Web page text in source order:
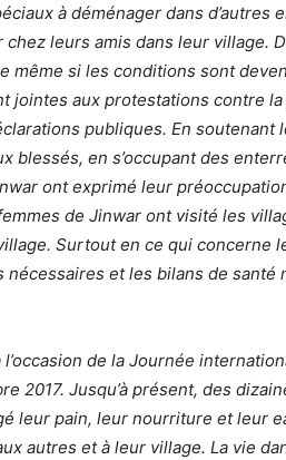
à déménager dans d’autres
leurs amis dans leur village.
même si les conditions sont
jointes aux protestations contre
publiques. En soutenant
blessés, en s’occupant des
ont exprimé leur
de Jinwar ont visité les
Surtout en ce qui concerne
et les bilans de santé
de la Journée
2017. Jusqu’à présent, des
leur pain, leur nourriture et leur
autres et à leur village. La vie